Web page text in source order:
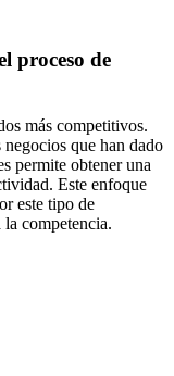
proceso de
más competitivos.
que han dado
permite obtener una
Este enfoque
este tipo de
la competencia.